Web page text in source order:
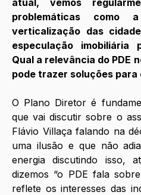
problemáticas
verticalização das
especulação imobiliária
Qual a relevância do PDE
pode trazer soluções
O Plano Diretor é
que vai discutir sobre o
Flávio Villaça falando na
uma ilusão e que não
energia discutindo isso,
dizemos “o PDE fala
reflete os interesses das